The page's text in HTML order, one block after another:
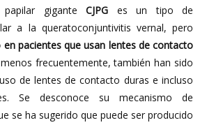
gigante CJPG es un tipo de
a la queratoconjuntivitis vernal, pero
en pacientes que usan lentes de contacto
frecuentemente, también han sido
de lentes de contacto duras e incluso
Se desconoce su mecanismo de
se ha sugerido que puede ser producido